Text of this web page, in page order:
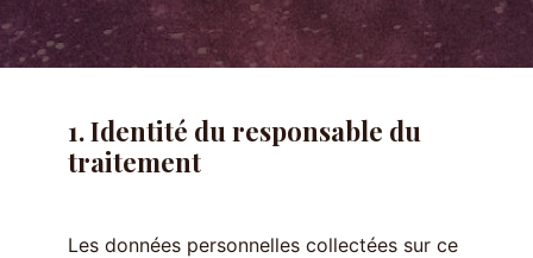
1. Identité du responsable du
traitement
Les données personnelles collectées sur ce